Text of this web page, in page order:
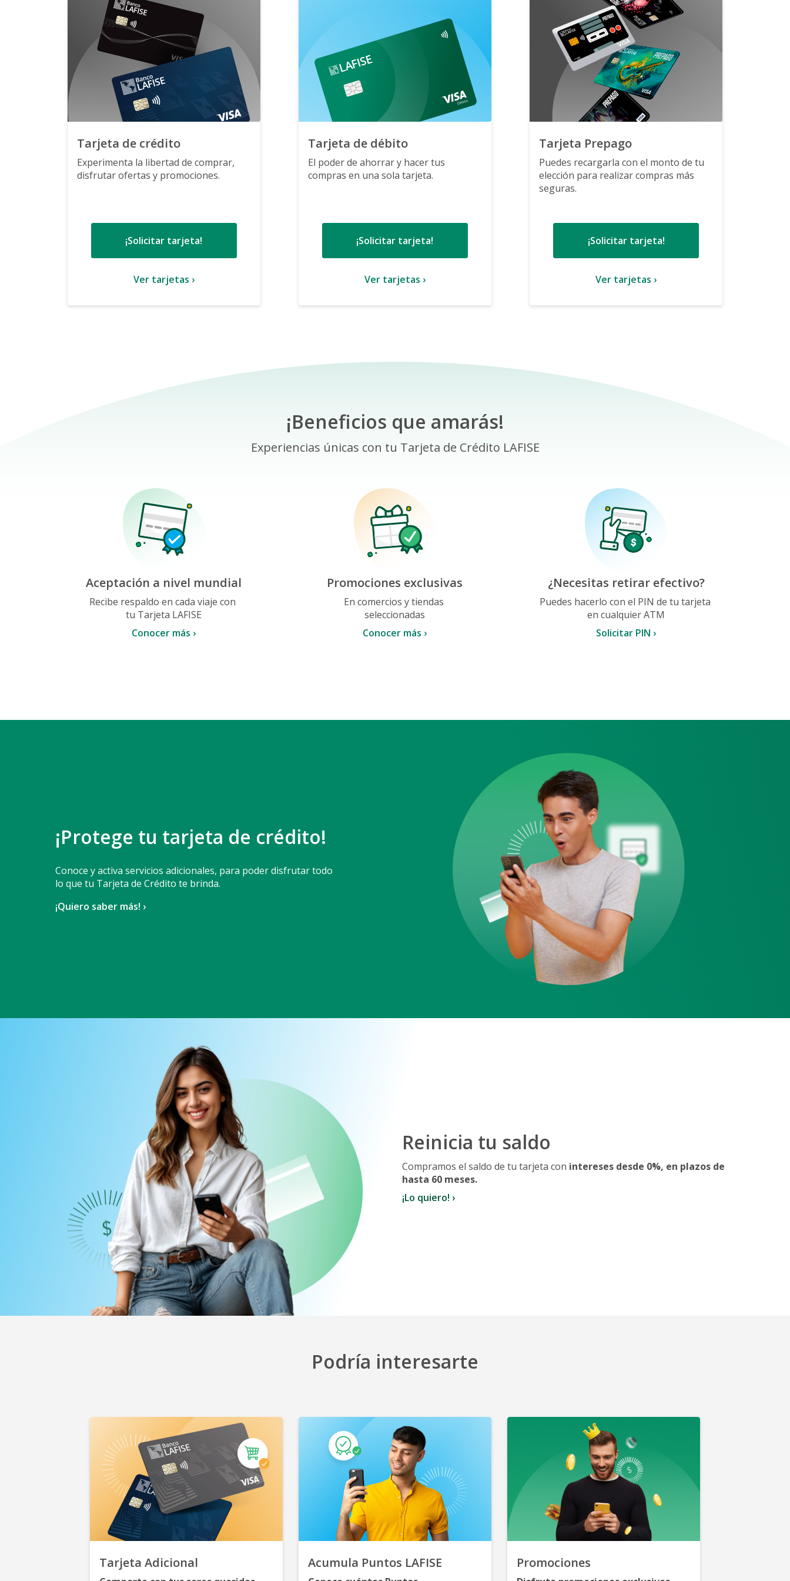
Tarjeta de crédito
Experimenta la libertad de comprar,
disfrutar ofertas y promociones.
¡Solicitar tarjeta!
Ver tarjetas ›
Tarjeta de débito
El poder de ahorrar y hacer tus
compras en una sola tarjeta.
¡Solicitar tarjeta!
Ver tarjetas ›
Tarjeta Prepago
Puedes recargarla con el monto de tu
elección para realizar compras más
seguras.
¡Solicitar tarjeta!
Ver tarjetas ›
¡Beneficios que amarás!
Experiencias únicas con tu Tarjeta de Crédito LAFISE
Aceptación a nivel mundial
Recibe respaldo en cada viaje con
tu Tarjeta LAFISE
Conocer más ›
Promociones exclusivas
En comercios y tiendas
seleccionadas
Conocer más ›
¿Necesitas retirar efectivo?
Puedes hacerlo con el PIN de tu tarjeta
en cualquier ATM
Solicitar PIN ›
¡Protege tu tarjeta de crédito!
Conoce y activa servicios adicionales, para poder disfrutar todo
lo que tu Tarjeta de Crédito te brinda.
¡Quiero saber más! ›
Reinicia tu saldo
Compramos el saldo de tu tarjeta con intereses desde 0%, en plazos de
hasta 60 meses.
¡Lo quiero! ›
Podría interesarte
Tarjeta Adicional Acumula Puntos LAFISE Promociones